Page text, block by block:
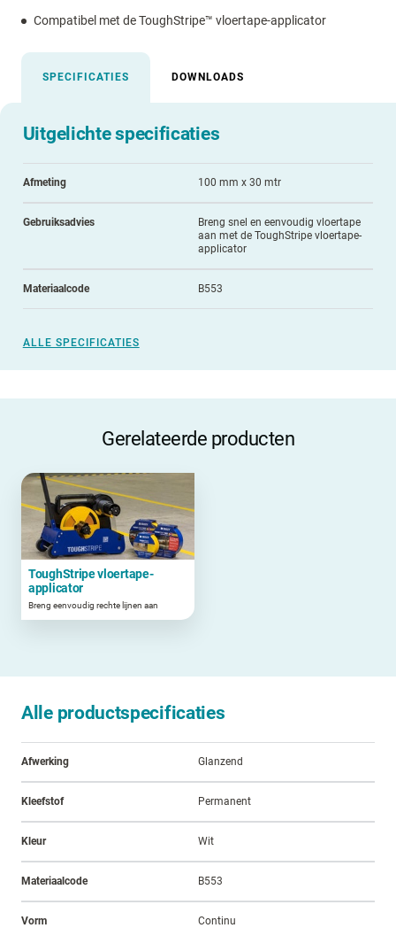
Compatibel met de ToughStripe™ vloertape-applicator
SPECIFICATIES DOWNLOADS
Uitgelichte specificaties
Afmeting 100 mm x 30 mtr
Gebruiksadvies
Breng snel en eenvoudig vloertape
aan met de ToughStripe vloertape-
applicator
Materiaalcode B553
ALLE SPECIFICATIES
Gerelateerde producten
ToughStripe vloertape-
applicator
Breng eenvoudig rechte lijnen aan
Alle productspecificaties
Afwerking Glanzend
Kleefstof Permanent
Kleur Wit
Materiaalcode B553
Vorm Continu